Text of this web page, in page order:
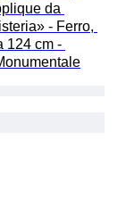
da
- Ferro,
124 cm -